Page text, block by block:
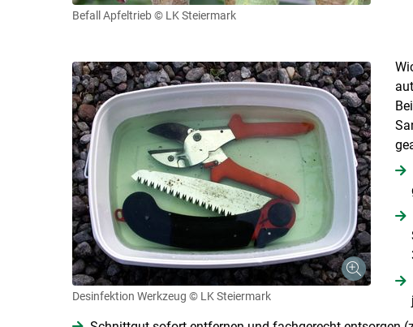
Befall Apfeltrieb © LK Steiermark
Desinfektion Werkzeug © LK Steiermark